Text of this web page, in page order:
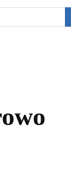
KonkursyWięcej